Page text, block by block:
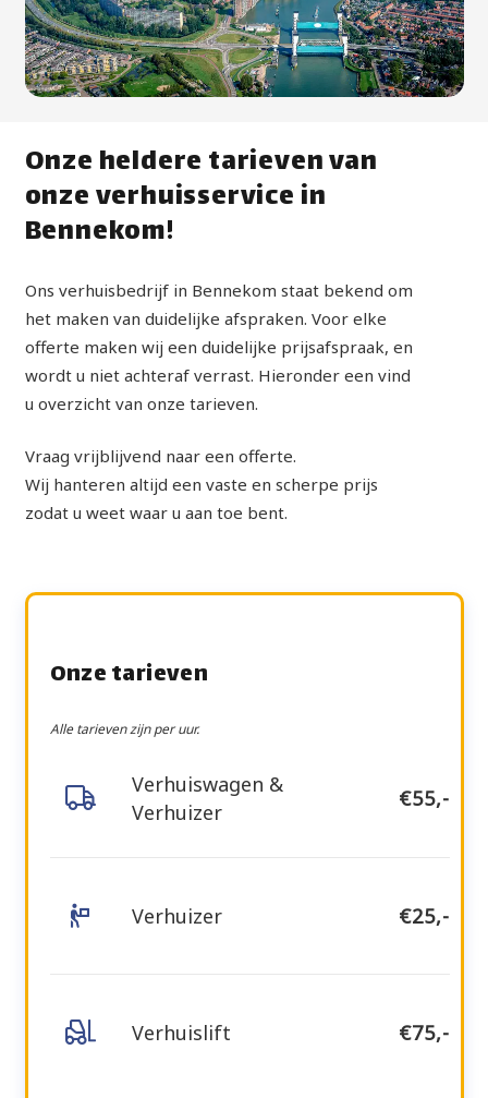
Onze heldere tarieven van
onze verhuisservice in
Bennekom!
Ons verhuisbedrijf in Bennekom staat bekend om
het maken van duidelijke afspraken. Voor elke
offerte maken wij een duidelijke prijsafspraak, en
wordt u niet achteraf verrast. Hieronder een vind
u overzicht van onze tarieven.
Vraag vrijblijvend naar een offerte.
Wij hanteren altijd een vaste en scherpe prijs
zodat u weet waar u aan toe bent.
Onze tarieven
Alle tarieven zijn per uur.
Verhuiswagen &
Verhuizer
€55,-
Verhuizer €25,-
Verhuislift €75,-